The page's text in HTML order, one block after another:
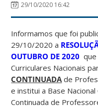
29/10/2020 16:42
Informamos que foi
29/10/2020 a
OUTUBRO DE 2020
Curriculares Nacionais
CONTINUADAde
e institui a Base
Continuada de